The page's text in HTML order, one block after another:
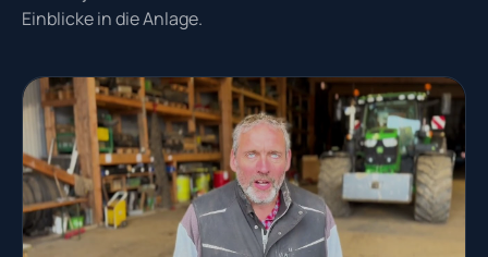
Einblicke in die Anlage.